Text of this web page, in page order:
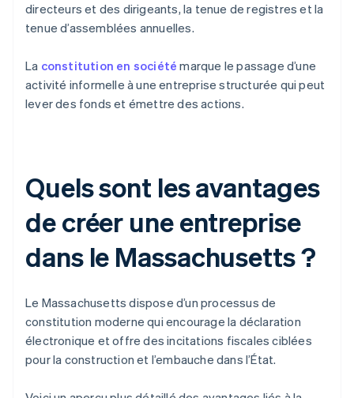
directeurs et des dirigeants, la tenue de registres et la
tenue d’assemblées annuelles.
La constitution en société marque le passage d’une
activité informelle à une entreprise structurée qui peut
lever des fonds et émettre des actions.
Quels sont les avantages
de créer une entreprise
dans le Massachusetts ?
Le Massachusetts dispose d’un processus de
constitution moderne qui encourage la déclaration
électronique et offre des incitations fiscales ciblées
pour la construction et l’embauche dans l’État.